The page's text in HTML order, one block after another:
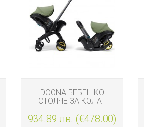
DOONA БЕБЕШКО
СТОЛЧЕ ЗА КОЛА -
DESERT GREEN
934.89 лв. (€478.00)